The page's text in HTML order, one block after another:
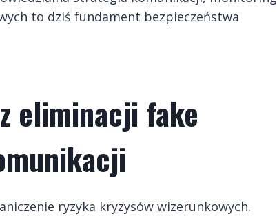
to dziś fundament bezpieczeństwa
eliminacji fake
ryzyka kryzysów wizerunkowych.